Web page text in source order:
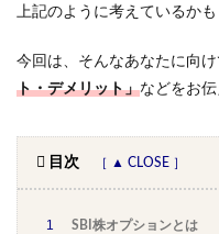
上記のように考えているかも
今回は、そんなあなたに向け
ト・デメリット」などをお伝
目次
1 SBI株オプションとは